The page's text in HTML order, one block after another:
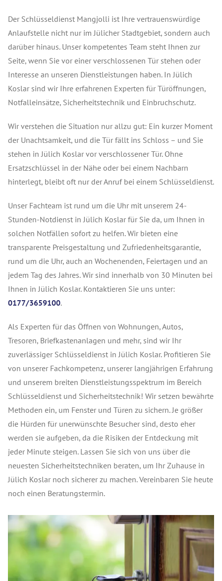
Der Schlüsseldienst Mangjolli ist Ihre vertrauenswürdige
Anlaufstelle nicht nur im Jülicher Stadtgebiet, sondern auch
darüber hinaus. Unser kompetentes Team steht Ihnen zur
Seite, wenn Sie vor einer verschlossenen Tür stehen oder
Interesse an unseren Dienstleistungen haben. In Jülich
Koslar sind wir Ihre erfahrenen Experten für Türöffnungen,
Notfalleinsätze, Sicherheitstechnik und Einbruchschutz.
Wir verstehen die Situation nur allzu gut: Ein kurzer Moment
der Unachtsamkeit, und die Tür fällt ins Schloss – und Sie
stehen in Jülich Koslar vor verschlossener Tür. Ohne
Ersatzschlüssel in der Nähe oder bei einem Nachbarn
hinterlegt, bleibt oft nur der Anruf bei einem Schlüsseldienst.
Unser Fachteam ist rund um die Uhr mit unserem 24-
Stunden-Notdienst in Jülich Koslar für Sie da, um Ihnen in
solchen Notfällen sofort zu helfen. Wir bieten eine
transparente Preisgestaltung und Zufriedenheitsgarantie,
rund um die Uhr, auch an Wochenenden, Feiertagen und an
jedem Tag des Jahres. Wir sind innerhalb von 30 Minuten bei
Ihnen in Jülich Koslar. Kontaktieren Sie uns unter:
0177/3659100.
Als Experten für das Öffnen von Wohnungen, Autos,
Tresoren, Briefkastenanlagen und mehr, sind wir Ihr
zuverlässiger Schlüsseldienst in Jülich Koslar. Profitieren Sie
von unserer Fachkompetenz, unserer langjährigen Erfahrung
und unserem breiten Dienstleistungsspektrum im Bereich
Schlüsseldienst und Sicherheitstechnik! Wir setzen bewährte
Methoden ein, um Fenster und Türen zu sichern. Je größer
die Hürden für unerwünschte Besucher sind, desto eher
werden sie aufgeben, da die Risiken der Entdeckung mit
jeder Minute steigen. Lassen Sie sich von uns über die
neuesten Sicherheitstechniken beraten, um Ihr Zuhause in
Jülich Koslar noch sicherer zu machen. Vereinbaren Sie heute
noch einen Beratungstermin.